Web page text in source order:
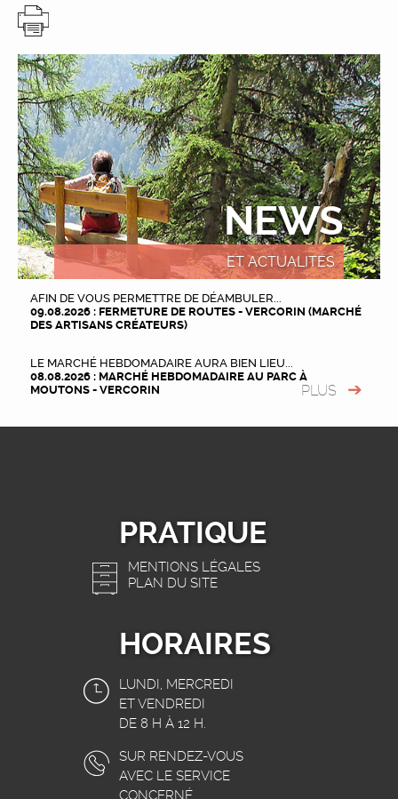
NEWS
ET ACTUALITÉS
AFIN DE VOUS PERMETTRE DE DÉAMBULER...
09.08.2026 : FERMETURE DE ROUTES - VERCORIN (MARCHÉ
DES ARTISANS CRÉATEURS)
LE MARCHÉ HEBDOMADAIRE AURA BIEN LIEU...
08.08.2026 : MARCHÉ HEBDOMADAIRE AU PARC À
MOUTONS - VERCORIN
PLUS
PRATIQUE
MENTIONS LÉGALES
PLAN DU SITE
HORAIRES
LUNDI, MERCREDI
ET VENDREDI
DE 8 H À 12 H.
SUR RENDEZ-VOUS
AVEC LE SERVICE
CONCERNÉ.